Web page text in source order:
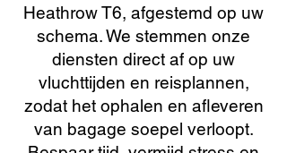
Heathrow T6, afgestemd op uw
schema. We stemmen onze
diensten direct af op uw
vluchttijden en reisplannen,
zodat het ophalen en afleveren
van bagage soepel verloopt.